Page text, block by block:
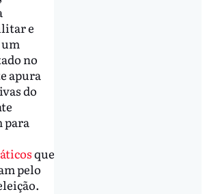
e
no
apura
do
para
que
pelo